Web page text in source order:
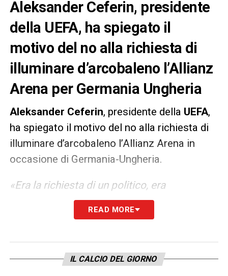
Aleksander Ceferin, presidente
della UEFA, ha spiegato il
motivo del no alla richiesta di
illuminare d’arcobaleno l’Allianz
Arena per Germania Ungheria
Aleksander Ceferin, presidente della UEFA,
ha spiegato il motivo del no alla richiesta di
illuminare d’arcobaleno l’Allianz Arena in
occasione di Germania-Ungheria.
«Era la richiesta di un politico, era
chiaramente un segnale mirato a un atto
politico di un governo di un altro Paese. Il
supporto e celebro Neuer che indossa la
READ MORE
IL CALCIO DEL GIORNO